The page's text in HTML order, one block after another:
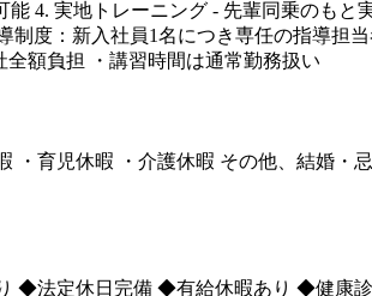
4. 実地トレーニング - 先輩同乗のも
制度：新入社員1名につき専任の指導
額負担 ・講習時間は通常勤務扱い
・育児休暇 ・介護休暇 その他、結婚
法定休日完備 ◆有給休暇あり ◆健康